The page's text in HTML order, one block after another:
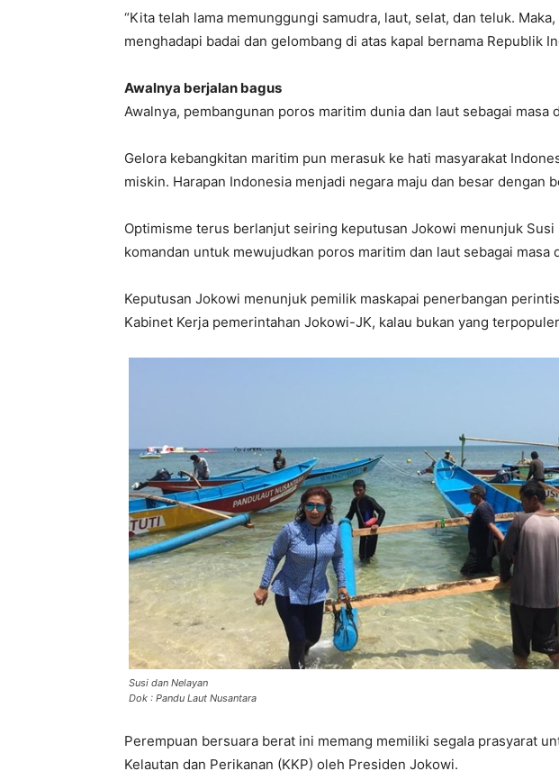
“Kita telah lama memunggungi samudra, laut, selat, dan teluk.
menghadapi badai dan gelombang di atas kapal bernama Republik
Awalnya berjalan bagus
Awalnya, pembangunan poros maritim dunia dan laut sebagai
Gelora kebangkitan maritim pun merasuk ke hati masyarakat
miskin. Harapan Indonesia menjadi negara maju dan besar dengan
Optimisme terus berlanjut seiring keputusan Jokowi menunjuk
komandan untuk mewujudkan poros maritim dan laut sebagai masa
Keputusan Jokowi menunjuk pemilik maskapai penerbangan
Kabinet Kerja pemerintahan Jokowi-JK, kalau bukan yang
Susi dan Nelayan
Dok : Pandu Laut Nusantara
Perempuan bersuara berat ini memang memiliki segala prasyarat
Kelautan dan Perikanan (KKP) oleh Presiden Jokowi.